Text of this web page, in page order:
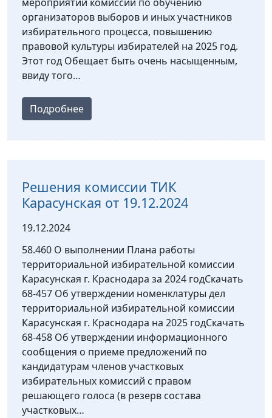
организаторов выборов и иных участников
избирательного процесса, повышению
правовой культуры избирателей на 2025 год.
Этот год Обещает быть очень насыщенным,
ввиду того…
Подробнее
Решения комиссии ТИК
Карасунская от 19.12.2024
19.12.2024
58.460 О выполнении Плана работы
территориальной избирательной комиссии
Карасунская г. Краснодара за 2024 годСкачать
68-457 Об утверждении номенклатуры дел
территориальной избирательной комиссии
Карасунская г. Краснодара на 2025 годСкачать
68-458 Об утверждении информационного
сообщения о приеме предложений по
кандидатурам членов участковых
избирательных комиссий с правом
решающего голоса (в резерв состава
участковых…